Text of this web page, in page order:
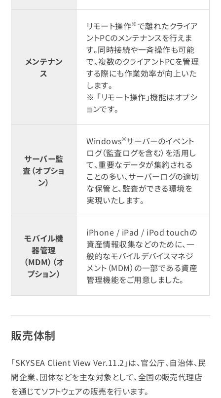
メンテナン
ス
リモート操作※で離れたクライア
ントPCのメンテナンスを行えま
す。同時接続や一斉操作も可能
で、複数のクライアントPCを管理
する際にも作業効率が向上いた
します。
※ 「リモート操作」機能はオプシ
ョンです。
サーバー監
査（オプショ
ン）
Windows®サーバーのイベント
ログ（監査ログを含む）を活用し
て、重要なデータが集約される
ことの多い、サーバーログの適切
な保管と、監査ができる環境を
実現いたします。
モバイル機
器管理
（MDM）（オ
プション）
iPhone / iPad / iPod touchの
資産情報収集などのために、一
般的なモバイルデバイスマネジ
メント（MDM）の一部である資産
管理機能をご用意しました。
販売体制
「SKYSEA Client View Ver.11.2」は、官公庁、自治体、民
間企業、団体などを主な対象として、全国の販売代理店
を通じてソフトウェアの販売を行います。